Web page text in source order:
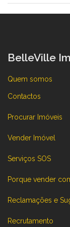
BelleVille
Quem somos
Contactos
Procurar Imóveis
Vender Imóvel
Serviços SOS
Porque vender
Reclamações e
Recrutamento